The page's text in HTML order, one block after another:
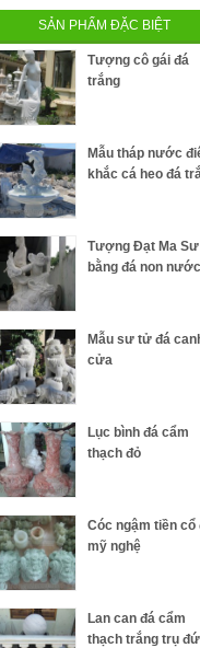
SẢN PHẨM ĐẶC BIỆT
Tượng cô gái đá
trắng
Mẫu tháp nước
khắc cá heo đá
Tượng Đạt Ma Sư
bằng đá non nước
Mẫu sư tử đá
cửa
Lục bình đá cẩm
thạch đỏ
Cóc ngậm tiền cổ
mỹ nghệ
Lan can đá cẩm
thạch trắng trụ